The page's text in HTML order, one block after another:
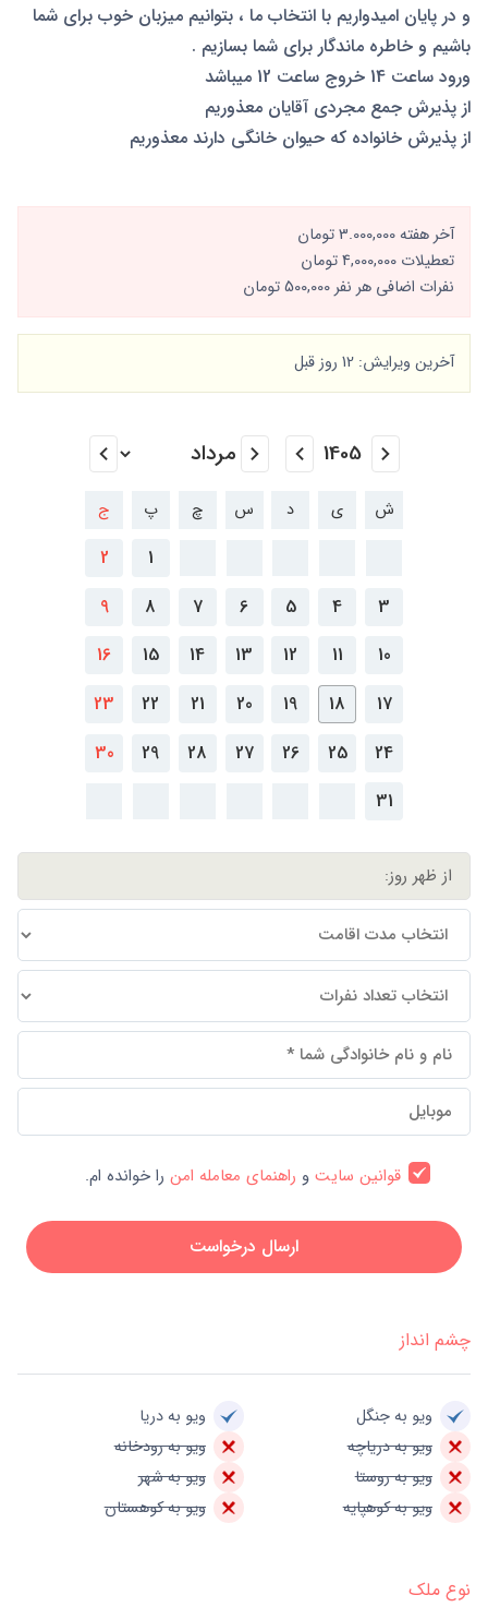
و در پایان امیدواریم با انتخاب ما ، بتوانیم میزبان خوب برای شما
باشیم و خاطره ماندگار برای شما بسازیم .
ورود ساعت 14 خروج ساعت 12 میباشد
از پذیرش جمع مجردی آقایان معذوریم
از پذیرش خانواده که حیوان خانگی دارند معذوریم
آخر هفته 3.000,000 تومان
تعطیلات 4,000,000 تومان
نفرات اضافی هر نفر 500,000 تومان
آخرین ویرایش: 12 روز قبل
ش ی د س چ پ ج
1
2
3
4
5
6
7
8
9
10
11
12
13
14
15
16
17
18
19
20
21
22
23
24
25
26
27
28
29
30
31
قوانین سایتو راهنمای معامله امنرا خوانده ام.
ارسال درخواست
چشم انداز
ویو به جنگل
ویو به دریا
ویو به دریاچه
ویو به رودخانه
ویو به روستا
ویو به شهر
ویو به کوهپایه
ویو به کوهستان
نوع ملک